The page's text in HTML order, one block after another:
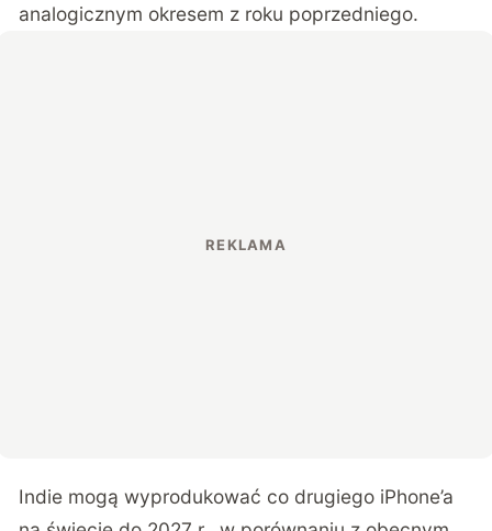
analogicznym okresem z roku poprzedniego.
Indie mogą wyprodukować co drugiego iPhone’a